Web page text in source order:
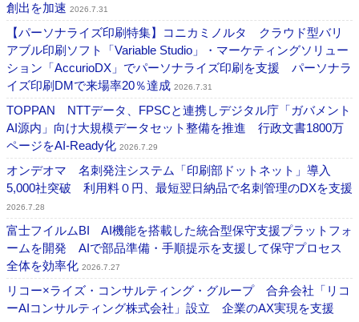
創出を加速 2026.7.31
【パーソナライズ印刷特集】コニカミノルタ クラウド型バリ
アブル印刷ソフト「Variable Studio」・マーケティングソリュー
ション「AccurioDX」でパーソナライズ印刷を支援 パーソナラ
イズ印刷DMで来場率20％達成 2026.7.31
TOPPAN NTTデータ、FPSCと連携しデジタル庁「ガバメント
AI源内」向け大規模データセット整備を推進 行政文書1800万
ページをAI-Ready化 2026.7.29
オンデオマ 名刺発注システム「印刷部ドットネット」導入
5,000社突破 利用料０円、最短翌日納品で名刺管理のDXを支援
2026.7.28
富士フイルムBI AI機能を搭載した統合型保守支援プラットフォ
ームを開発 AIで部品準備・手順提示を支援して保守プロセス
全体を効率化 2026.7.27
リコー×ライズ・コンサルティング・グループ 合弁会社「リコ
ーAIコンサルティング株式会社」設立 企業のAX実現を支援